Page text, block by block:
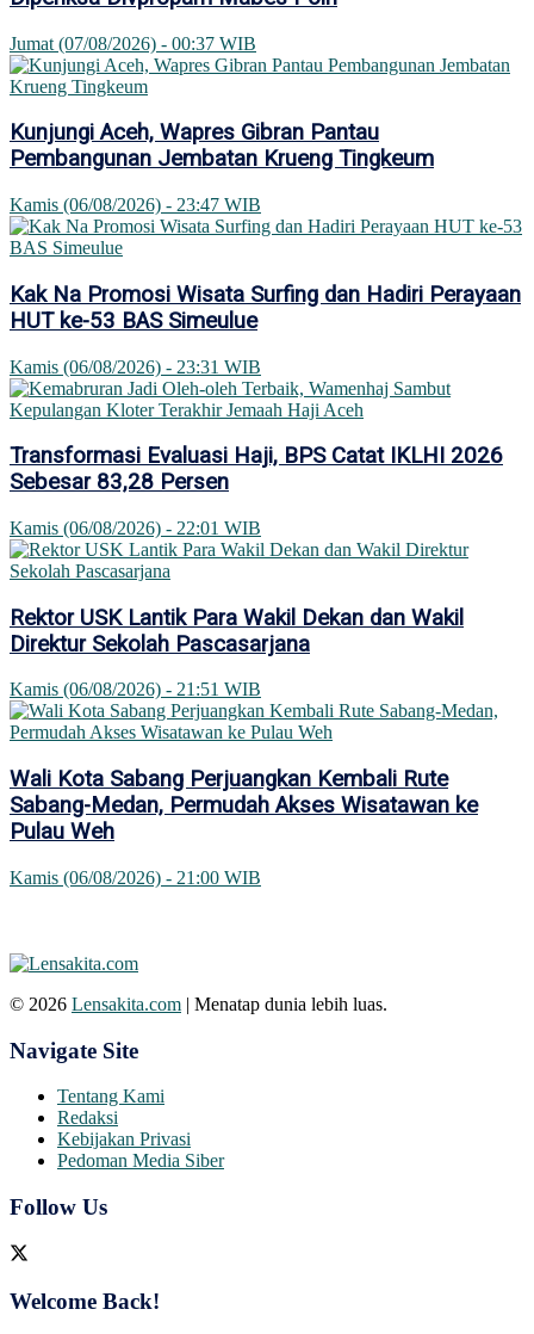
Jumat (07/08/2026) - 00:37 WIB
Kunjungi Aceh, Wapres Gibran Pantau
Pembangunan Jembatan Krueng Tingkeum
Kamis (06/08/2026) - 23:47 WIB
Kak Na Promosi Wisata Surfing dan Hadiri Perayaan
HUT ke-53 BAS Simeulue
Kamis (06/08/2026) - 23:31 WIB
Transformasi Evaluasi Haji, BPS Catat IKLHI 2026
Sebesar 83,28 Persen
Kamis (06/08/2026) - 22:01 WIB
Rektor USK Lantik Para Wakil Dekan dan Wakil
Direktur Sekolah Pascasarjana
Kamis (06/08/2026) - 21:51 WIB
Wali Kota Sabang Perjuangkan Kembali Rute
Sabang-Medan, Permudah Akses Wisatawan ke
Pulau Weh
Kamis (06/08/2026) - 21:00 WIB
© 2026 Lensakita.com | Menatap dunia lebih luas.
Navigate Site
Tentang Kami
Redaksi
Kebijakan Privasi
Pedoman Media Siber
Follow Us
Welcome Back!